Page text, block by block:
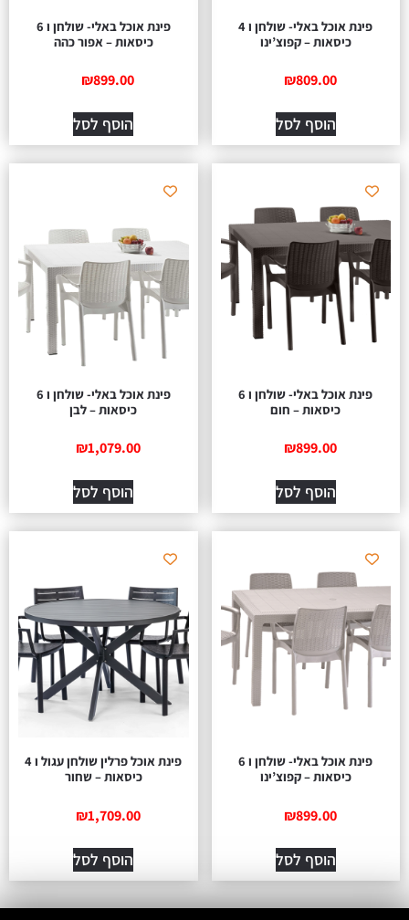
פינת אוכל באלי- שולחן ו 4
כיסאות – קפוצ’ינו
₪809.00
הוסף לסל
פינת אוכל באלי- שולחן ו 6
כיסאות – אפור כהה
₪899.00
הוסף לסל
פינת אוכל באלי- שולחן ו 6
כיסאות – חום
₪899.00
הוסף לסל
פינת אוכל באלי- שולחן ו 6
כיסאות – לבן
₪1,079.00
הוסף לסל
פינת אוכל באלי- שולחן ו 6
כיסאות – קפוצ’ינו
₪899.00
הוסף לסל
פינת אוכל פרלין שולחן עגול ו 4
כיסאות – שחור
₪1,709.00
הוסף לסל